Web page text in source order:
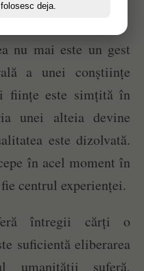
nu mai este un gest
a unei conștiințe
ființe este simțită în
unei alteia devine
este dizolvată.
în acel moment în
centrul experienței.
întregii cărți o
suficientă eliberarea
umanității suferă,
deja.